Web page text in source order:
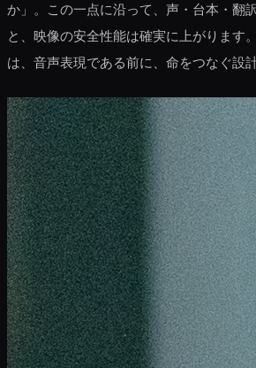
か」。この一点に沿って、声・台本・翻
と、映像の安全性能は確実に上がります
は、音声表現である前に、命をつなぐ設計